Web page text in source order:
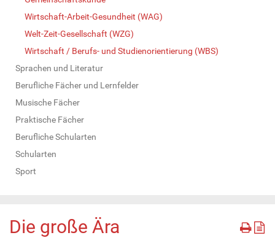
Wirtschaft-Arbeit-Gesundheit (WAG)
Welt-Zeit-Gesellschaft (WZG)
Wirtschaft / Berufs- und Studienorientierung (WBS)
Sprachen und Literatur
Berufliche Fächer und Lernfelder
Musische Fächer
Praktische Fächer
Berufliche Schularten
Schularten
Sport
Die große Ära